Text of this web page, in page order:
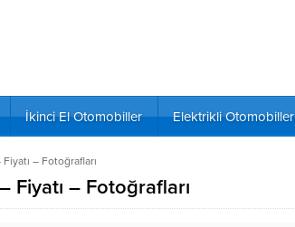
İkinci El Otomobiller Elektrikli Otomobiller
– Fotoğrafları
Fiyatı – Fotoğrafları